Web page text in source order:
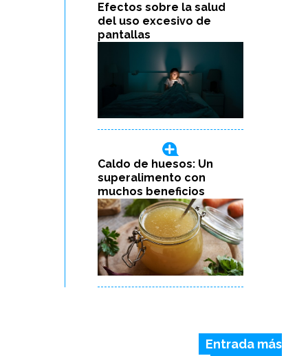
Efectos sobre la salud
del uso excesivo de
pantallas
Caldo de huesos: Un
superalimento con
muchos beneficios
Entrada más